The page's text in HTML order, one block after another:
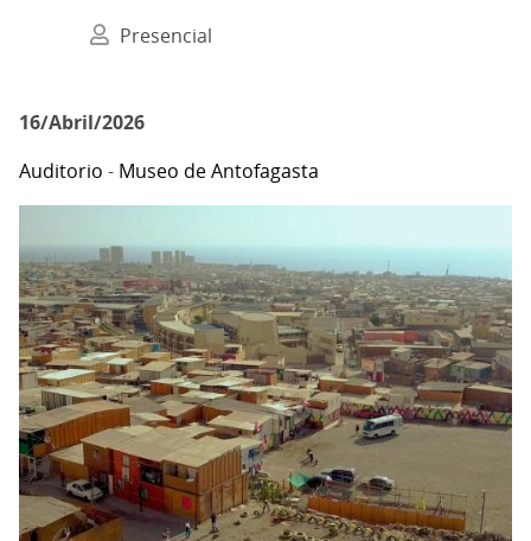
Presencial
16/Abril/2026
Auditorio - Museo de Antofagasta